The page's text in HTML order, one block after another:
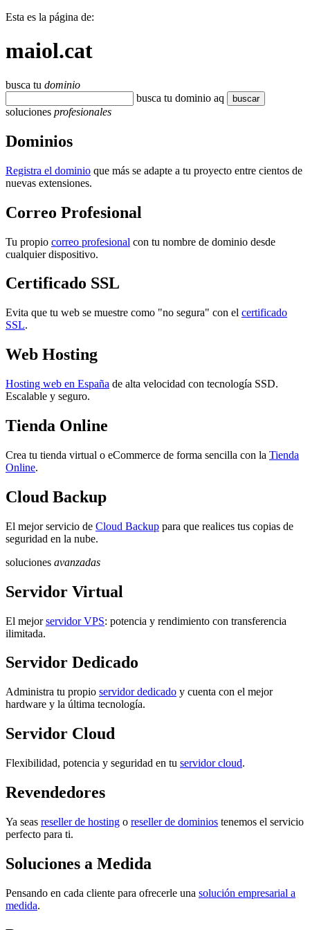
Esta es la página de:
maiol.cat
busca tu dominio
busca tu dominio aqu
buscar
soluciones profesionales
Dominios
Registra el dominio que más se adapte a tu proyecto entre cientos de
nuevas extensiones.
Correo Profesional
Tu propio correo profesional con tu nombre de dominio desde
cualquier dispositivo.
Certificado SSL
Evita que tu web se muestre como "no segura" con el certificado
SSL.
Web Hosting
Hosting web en España de alta velocidad con tecnología SSD.
Escalable y seguro.
Tienda Online
Crea tu tienda virtual o eCommerce de forma sencilla con la Tienda
Online.
Cloud Backup
El mejor servicio de Cloud Backup para que realices tus copias de
seguridad en la nube.
soluciones avanzadas
Servidor Virtual
El mejorservidor VPS: potencia y rendimiento con transferencia
ilimitada.
Servidor Dedicado
Administra tu propio servidor dedicado y cuenta con el mejor
hardware y la última tecnología.
Servidor Cloud
Flexibilidad, potencia y seguridad en tu servidor cloud.
Revendedores
Ya seas reseller de hosting o reseller de dominios tenemos el servicio
perfecto para ti.
Soluciones a Medida
Pensando en cada cliente para ofrecerle una solución empresarial a
medida.